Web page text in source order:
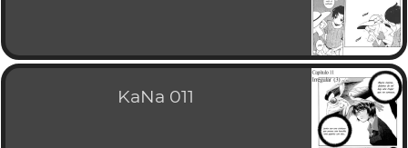
KaNa 011